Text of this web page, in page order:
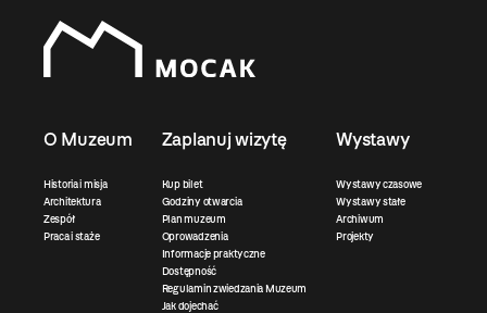
O Muzeum
Historia i misja
Architektura
Zespół
Praca i staże
Zaplanuj wizytę
Kup bilet
Godziny otwarcia
Plan muzeum
Oprowadzenia
Informacje praktyczne
Dostępność
Regulamin zwiedzania Muzeum
Jak dojechać
Wystawy
Wystawy czasowe
Wystawy stałe
Archiwum
Projekty